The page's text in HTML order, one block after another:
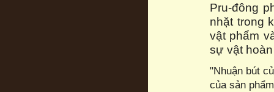
Pru-đông
nhặt trong
vật phẩm
sự vật
"Nhuận bút
của sản